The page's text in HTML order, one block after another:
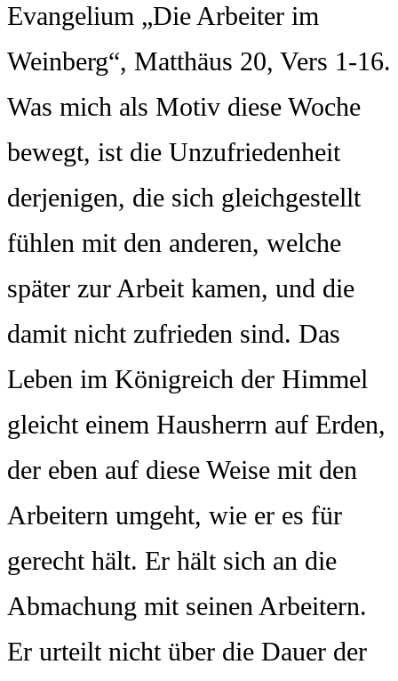
Evangelium „Die Arbeiter im
Weinberg“, Matthäus 20, Vers 1-16.
Was mich als Motiv diese Woche
bewegt, ist die Unzufriedenheit
derjenigen, die sich gleichgestellt
fühlen mit den anderen, welche
später zur Arbeit kamen, und die
damit nicht zufrieden sind. Das
Leben im Königreich der Himmel
gleicht einem Hausherrn auf Erden,
der eben auf diese Weise mit den
Arbeitern umgeht, wie er es für
gerecht hält. Er hält sich an die
Abmachung mit seinen Arbeitern.
Er urteilt nicht über die Dauer der